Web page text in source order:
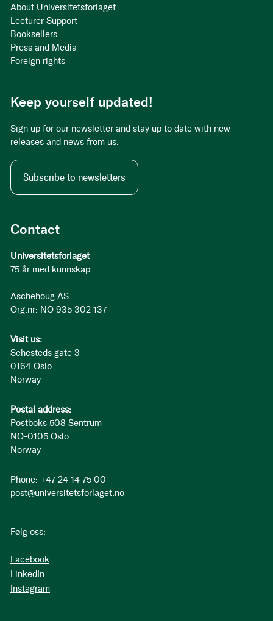
Contact
Universitetsforlaget
75 år med kunnskap
Aschehoug AS
Org.nr: NO 935 302 137
Visit us:
Sehesteds gate 3
0164 Oslo
Norway
Postal address:
Postboks 508 Sentrum
NO-0105 Oslo
Norway
Phone: +47 24 14 75 00
post@universitetsforlaget.no
Følg oss:
Facebook
LinkedIn
Instagram
About Universitetsforlaget
Lecturer Support
Booksellers
Press and Media
Foreign rights
Keep yourself updated!
Sign up for our newsletter and stay up to date with new
releases and news from us.
Subscribe to newsletters